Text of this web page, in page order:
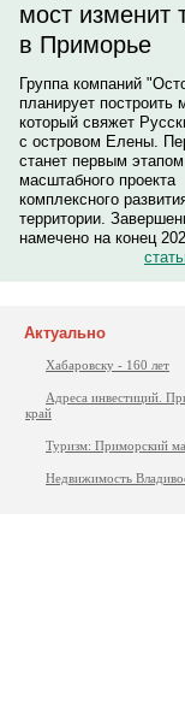
мост изменит
в Приморье
Группа компаний
планирует построить
который свяжет
с островом Елены.
станет первым этапом
масштабного проекта
комплексного
территории.
намечено на конец
Актуально
Хабаровску - 160 лет
Адреса инвестиций.
край
Туризм: Приморский
Недвижимость